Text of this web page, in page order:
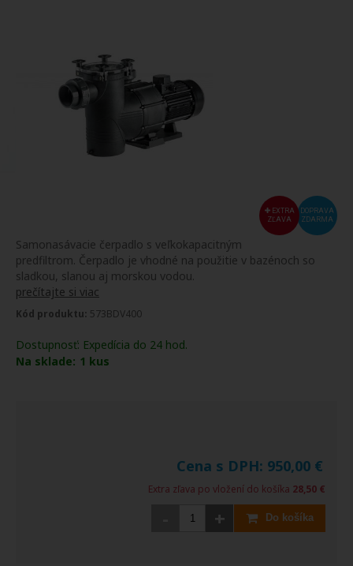
DOPRAVA
ZDARMA
EXTRA
ZĽAVA
Samonasávacie čerpadlo s veľkokapacitným
predfiltrom. Čerpadlo je vhodné na použitie v bazénoch so
sladkou, slanou aj morskou vodou.
prečítajte si viac
Kód produktu: 573BDV400
Dostupnosť: Expedícia do 24 hod.
Na sklade: 1 kus
Cena s DPH: 950,00 €
Extra zľava po vložení do košíka 28,50 €
+ Do košíka